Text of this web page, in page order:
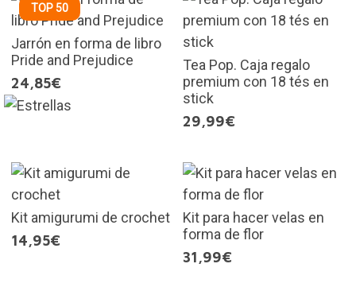
TOP 50
Jarrón en forma de libro
Pride and Prejudice
24,85€
Tea Pop. Caja regalo
premium con 18 tés en
stick
29,99€
Kit amigurumi de crochet
14,95€
Kit para hacer velas en
forma de flor
31,99€